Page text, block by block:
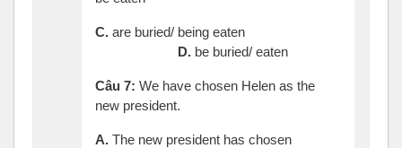
C. are buried/ being eaten
D. be buried/ eaten
Câu 7: We have chosen Helen as the
new president.
A. The new president has chosen